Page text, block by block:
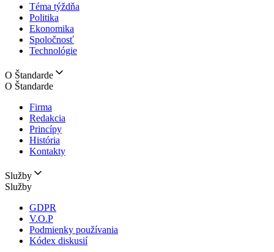
Téma týždňa
Politika
Ekonomika
Spoločnosť
Technológie
O Štandarde
O Štandarde
Firma
Redakcia
Princípy
História
Kontakty
Služby
Služby
GDPR
V.O.P
Podmienky používania
Kódex diskusií